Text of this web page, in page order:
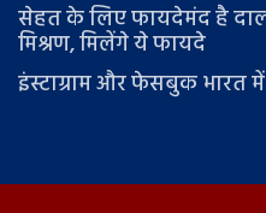
सेहत के लिए फायदेमंद है
मिश्रण, मिलेंगे ये फायदे
इंस्टाग्राम और फेसबुक भारत